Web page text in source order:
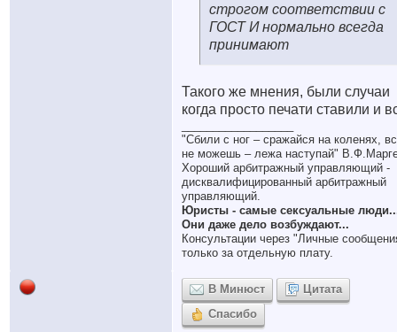
строгом соответствии с
ГОСТ И нормально всегда
принимают
Такого же мнения, были случаи
когда просто печати ставили и
"Сбили с ног – сражайся на коленях,
не можешь – лежа наступай"
Хороший арбитражный управляющий -
дисквалифицированный арбитражный
управляющий.
Юристы - самые сексуальные
Они даже дело возбуждают...
Консультации через "Личные
только за отдельную плату.
В Минюст
Цитата
Спасибо